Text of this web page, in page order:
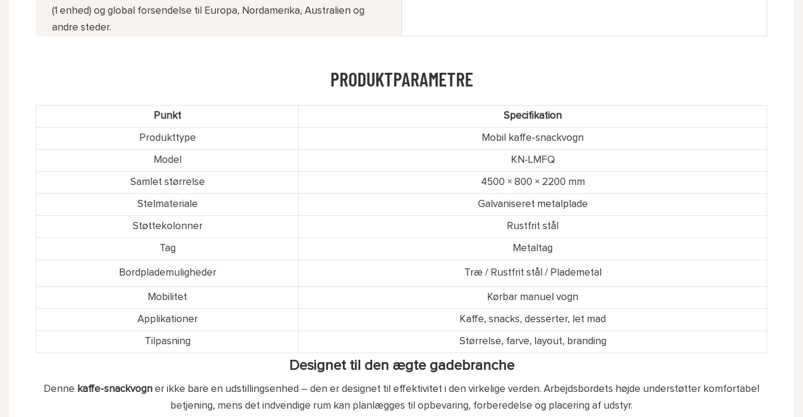
(1 enhed) og global forsendelse til Europa, Nordamerika, Australien og
andre steder.
PRODUKTPARAMETRE
Punkt Specifikation
Produkttype Mobil kaffe-snackvogn
Model KN-LMFQ
Samlet størrelse 4500 × 800 × 2200 mm
Stelmateriale Galvaniseret metalplade
Støttekolonner Rustfrit stål
Tag Metaltag
Bordplademuligheder Træ / Rustfrit stål / Plademetal
Mobilitet Kørbar manuel vogn
Applikationer Kaffe, snacks, desserter, let mad
Tilpasning Størrelse, farve, layout, branding
Designet til den ægte gadebranche
Denne kaffe-snackvogn er ikke bare en udstillingsenhed – den er designet til effektivitet i den virkelige verden. Arbejdsbordets højde understøtter komfortabel
betjening, mens det indvendige rum kan planlægges til opbevaring, forberedelse og placering af udstyr.